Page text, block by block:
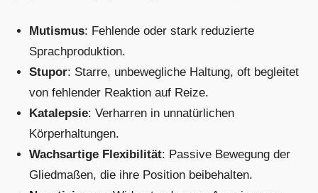
Mutismus: Fehlende oder stark reduzierte
Sprachproduktion.
Stupor: Starre, unbewegliche Haltung, oft begleitet
von fehlender Reaktion auf Reize.
Katalepsie: Verharren in unnatürlichen
Körperhaltungen.
Wachsartige Flexibilität: Passive Bewegung der
Gliedmaßen, die ihre Position beibehalten.